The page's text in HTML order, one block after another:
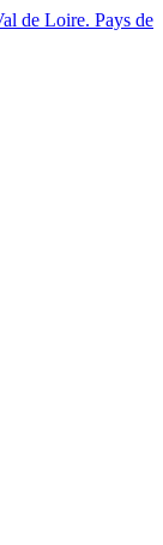
de Loire. Pays de